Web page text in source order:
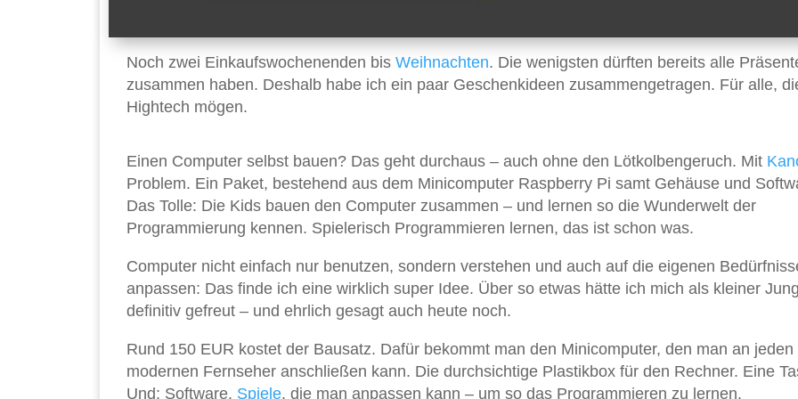
Noch zwei Einkaufswochenenden bis Weihnachten. Die wenigsten dürften bereits alle
zusammen haben. Deshalb habe ich ein paar Geschenkideen zusammengetragen. Für alle,
Hightech mögen.
Einen Computer selbst bauen? Das geht durchaus – auch ohne den Lötkolbengeruch. Mit
Problem. Ein Paket, bestehend aus dem Minicomputer Raspberry Pi samt Gehäuse und
Das Tolle: Die Kids bauen den Computer zusammen – und lernen so die Wunderwelt der
Programmierung kennen. Spielerisch Programmieren lernen, das ist schon was.
Computer nicht einfach nur benutzen, sondern verstehen und auch auf die eigenen
anpassen: Das finde ich eine wirklich super Idee. Über so etwas hätte ich mich als kleiner
definitiv gefreut – und ehrlich gesagt auch heute noch.
Rund 150 EUR kostet der Bausatz. Dafür bekommt man den Minicomputer, den man an jeden
modernen Fernseher anschließen kann. Die durchsichtige Plastikbox für den Rechner. Eine
Und: Software. Spiele, die man anpassen kann – um so das Programmieren zu lernen.